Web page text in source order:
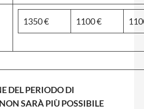
1350 € 1100 €
DEL PERIODO DI
SARÀ PIÙ POSSIBILE